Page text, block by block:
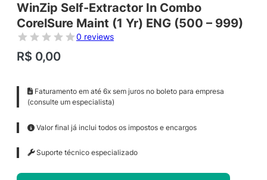
WinZip Self-Extractor In Combo
CorelSure Maint (1 Yr) ENG (500 – 999)
0 reviews
R$ 0,00
Faturamento em até 6x sem juros no boleto para empresa
(consulte um especialista)
Valor final já inclui todos os impostos e encargos
Suporte técnico especializado